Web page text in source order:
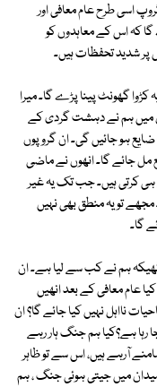
اسی طرح عام معافی اور
کہ اس کے معاہدوں کو
پر شدید تحفظات ہیں۔
گھونٹ پینا پڑے گا۔ میرا
میں ہم نے دہشت گردی کے
ہو جائیں گی۔ ان گروپوں
مل جائے گا۔ انھوں نے ماضی
کرتی ہیں۔ جب تک یہ غیر
تو یہ منطق بھی نہیں
گا۔
ہم نے کب سے لیا ہے۔ ان
عام معافی کے بعد انھیں
نااہل نہیں کیا جائے گا؟ ان
رہا ہے؟کیا ہم جنگ ہار رہے
آرہے ہیں، اس سے تو ظاہر
میدان میں جیتی ہوئی جنگ ، ہم